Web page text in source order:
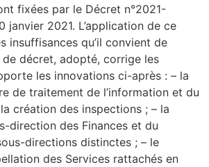
fixées par le Décret n°2021-
janvier 2021. L’application de ce
insuffisances qu’il convient de
décret, adopté, corrige les
les innovations ci-après : – la
de traitement de l’information et du
création des inspections ; – la
direction des Finances et du
directions distinctes ; – le
des Services rattachés en